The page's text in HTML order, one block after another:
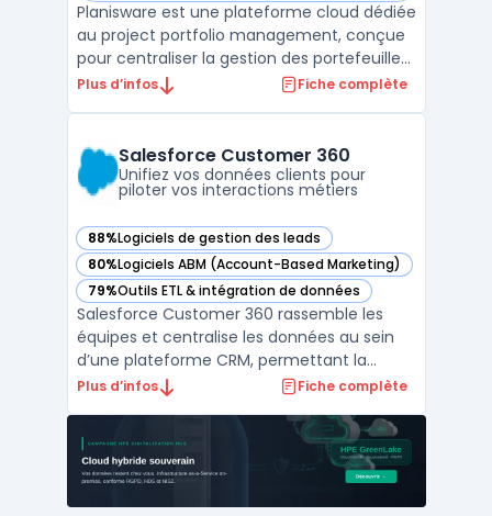
Planisware est une plateforme cloud dédiée
au project portfolio management, conçue
pour centraliser la gestion des portefeuilles,
la planification stratégique et l’exécution
responsables de portefeuille IT ou prod ...
Plus d’infos Fiche complète
Salesforce Customer 360
Unifiez vos données clients pour
piloter vos interactions métiers
88%Logiciels de gestion des leads
— voir Salesforce Customer 360 dans cette catégorie
80%Logiciels ABM (Account-Based Marketing)
— voir Salesforce Customer 360 dans cette catégorie
79%Outils ETL & intégration de données
— voir Salesforce Customer 360 dans cette catégorie
Salesforce Customer 360 rassemble les
équipes et centralise les données au sein
d’une plateforme CRM, permettant la
gestion coordonnée de l’information client
entreprises possédant plusieurs
départements rencontrent souvent des
problèmes d’efficacité et de d ...
Plus d’infos Fiche complète